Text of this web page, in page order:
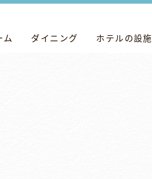
ム ダイニング ホテルの設施